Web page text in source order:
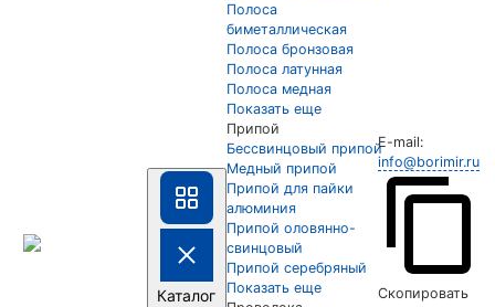
Каталог
Полоса
биметаллическая
Полоса бронзовая
Полоса латунная
Полоса медная
Показать еще
Припой
Бессвинцовый припой
Медный припой
Припой для пайки
алюминия
Припой оловянно-
свинцовый
Припой серебряный
Показать еще
E-mail:
info@borimir.ru
Скопировать